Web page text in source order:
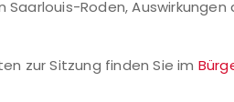
Saarlouis-Roden,
zur Sitzung finden Sie im